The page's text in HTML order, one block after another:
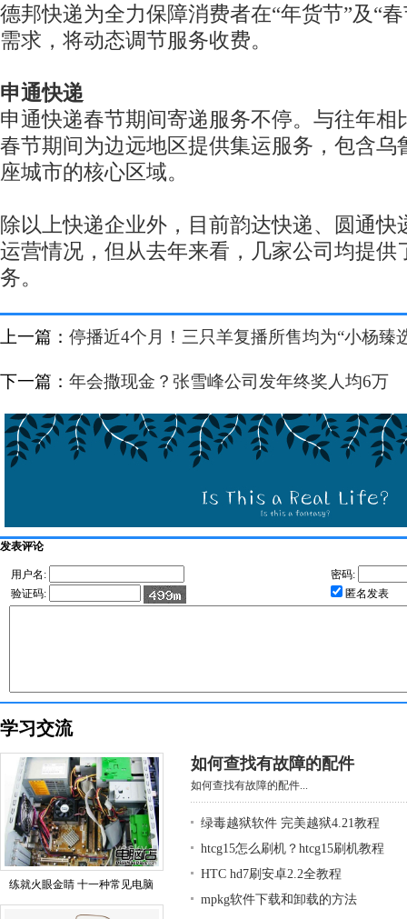
德邦快递为全力保障消费者在“年货节”及“
需求，将动态调节服务收费。
申通快递
申通快递春节期间寄递服务不停。与往年相
春节期间为边远地区提供集运服务，包含乌
座城市的核心区域。
除以上快递企业外，目前韵达快递、圆通快
运营情况，但从去年来看，几家公司均提供
务。
上一篇： 停播近4个月！三只羊复播所售均为“小杨臻
下一篇： 年会撒现金？张雪峰公司发年终奖人均6万
发表评论
用户名:
密码:
验证码:
匿名发表
学习交流
练就火眼金睛 十一种常见电脑
如何查找有故障的配件
如何查找有故障的配件...
绿毒越狱软件 完美越狱4.21教程
htcg15怎么刷机？htcg15刷机教程
HTC hd7刷安卓2.2全教程
mpkg软件下载和卸载的方法